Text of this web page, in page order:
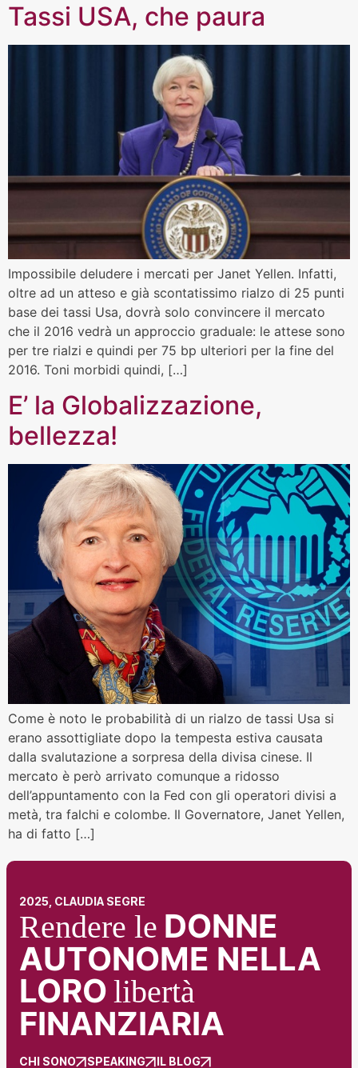
Tassi USA, che paura
Impossibile deludere i mercati per Janet Yellen. Infatti,
oltre ad un atteso e già scontatissimo rialzo di 25 punti
base dei tassi Usa, dovrà solo convincere il mercato
che il 2016 vedrà un approccio graduale: le attese sono
per tre rialzi e quindi per 75 bp ulteriori per la fine del
2016. Toni morbidi quindi, […]
E’ la Globalizzazione,
bellezza!
Come è noto le probabilità di un rialzo de tassi Usa si
erano assottigliate dopo la tempesta estiva causata
dalla svalutazione a sorpresa della divisa cinese. Il
mercato è però arrivato comunque a ridosso
dell’appuntamento con la Fed con gli operatori divisi a
metà, tra falchi e colombe. Il Governatore, Janet Yellen,
ha di fatto […]
2025, CLAUDIA SEGRE
Rendere le DONNE
AUTONOME NELLA
LORO libertà
FINANZIARIA
CHI SONO SPEAKING
IL BLOG